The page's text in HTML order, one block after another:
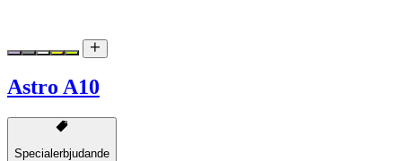
Astro A10
Specialerbjudande